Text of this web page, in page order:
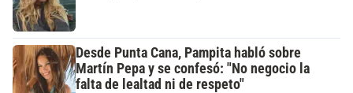
Desde Punta Cana, Pampita habló sobre
Martín Pepa y se confesó: "No negocio la
falta de lealtad ni de respeto"